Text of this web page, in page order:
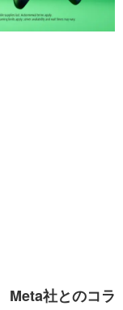
Meta社とのコラ